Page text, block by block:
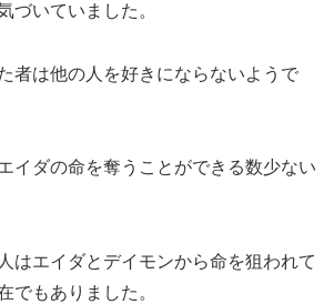
づいていました。
者は他の人を好きにならないようで
イダの命を奪うことができる数少ない
はエイダとデイモンから命を狙われて
でもありました。